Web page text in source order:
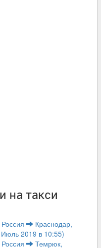
на такси
Краснодар,
Июль 2019 в 10:55)
Темрюк,